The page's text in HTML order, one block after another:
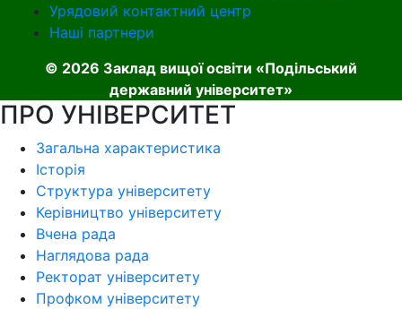
Урядовий контактний центр
Наші партнери
© 2026 Заклад вищої освіти «Подільський
державний університет»
ПРО УНІВЕРСИТЕТ
Загальна характеристика
Історія
Структура університету
Керівництво університету
Вчена рада
Наглядова рада
Ректорат університету
Профком університету